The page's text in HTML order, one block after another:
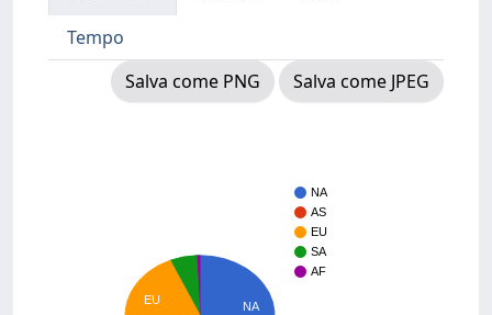
Tempo
Salva come PNG
Salva come JPEG
NA
AS
EU
SA
AF
NA
EU